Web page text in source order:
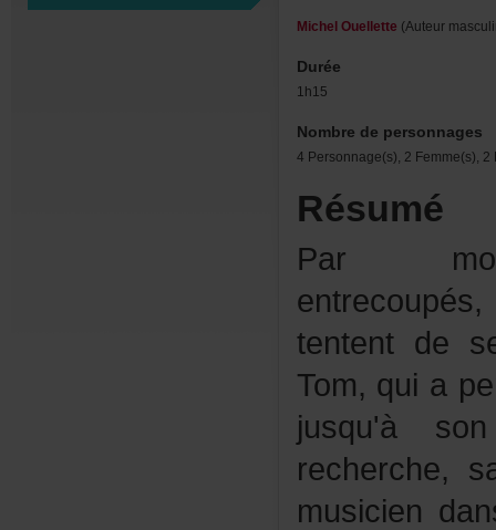
MichelOuellette
Durée
1h15
Nombredepersonnages
Résumé